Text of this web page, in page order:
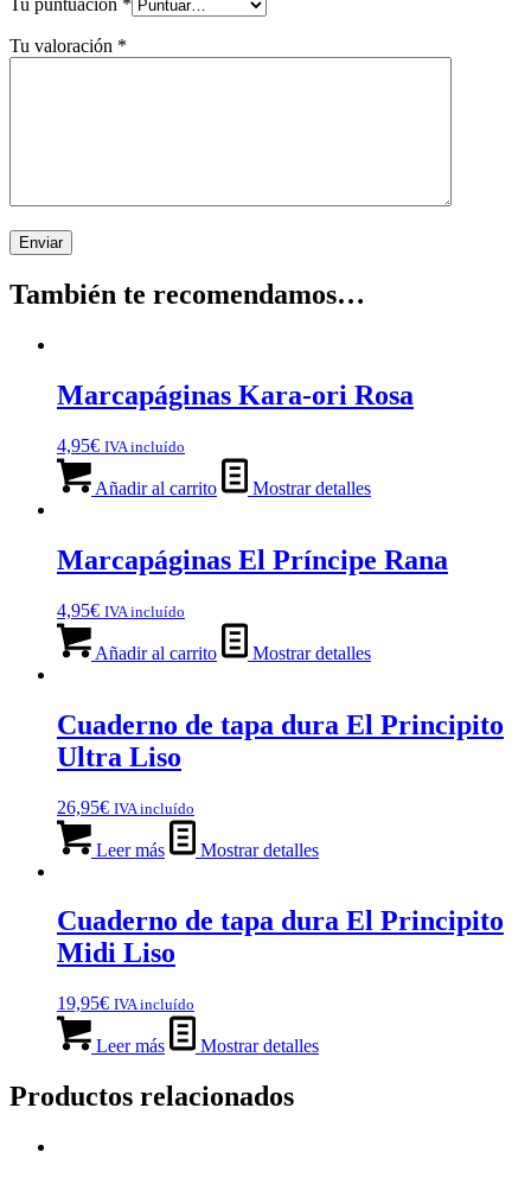
Tu puntuación *
Tu valoración *
También te recomendamos…
Marcapáginas Kara-ori Rosa
4,95€ IVA incluído
Añadir al carrito Mostrar detalles
Marcapáginas El Príncipe Rana
4,95€ IVA incluído
Añadir al carrito Mostrar detalles
Cuaderno de tapa dura El Principito
Ultra Liso
26,95€ IVA incluído
Leer más Mostrar detalles
Cuaderno de tapa dura El Principito
Midi Liso
19,95€ IVA incluído
Leer más Mostrar detalles
Productos relacionados